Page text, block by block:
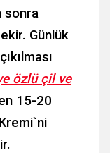
sonra
Günlük
özlü çil ve
15-20